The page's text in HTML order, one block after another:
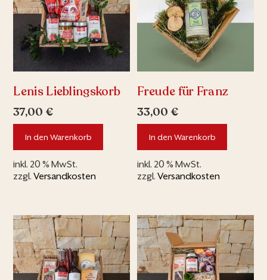
Lenis Lieblingskorb
37,00 €
In den Warenkorb
inkl. 20 % MwSt.
zzgl.Versandkosten
Freude für Franz
33,00 €
In den Warenkorb
inkl. 20 % MwSt.
zzgl.Versandkosten